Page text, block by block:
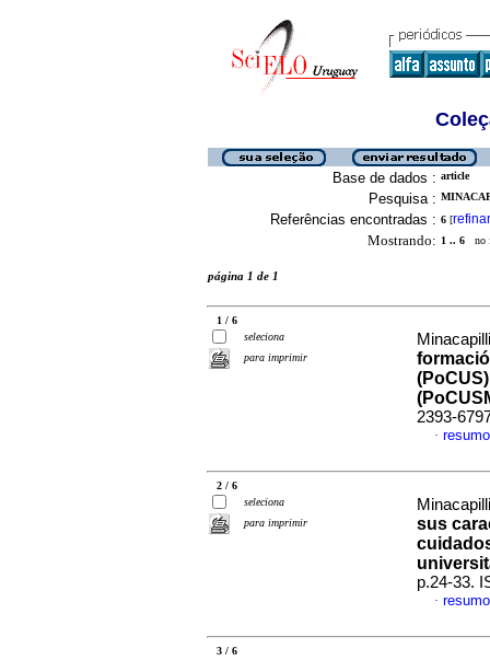
Base de dados : article
Pesquisa :
Referências encontradas : 6 [refinar
Mostrando: 1 .. 6 no
página 1 de 1
1 / 6
seleciona
para imprimir
2393-
·
2 / 6
seleciona
para imprimir
sus
p.24-33.
·
3 / 6